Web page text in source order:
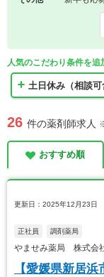
人気のこだわり条件を追
土日休み（相談可
26 件の薬剤師求人
おすすめ順
更新日：2025年12月23日
正社員 調剤薬局
やませみ薬局 株式会
【愛媛県新居